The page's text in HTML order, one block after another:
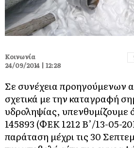
Κοινωνία
24/09/2014 | 12:28
Σε συνέχεια προηγούμενων
σχετικά με την καταγραφή
υδροληψίας, υπενθυμίζουμε
145893 (ΦΕΚ 1212 Β’/13-05-
παράταση μέχρι τις 30